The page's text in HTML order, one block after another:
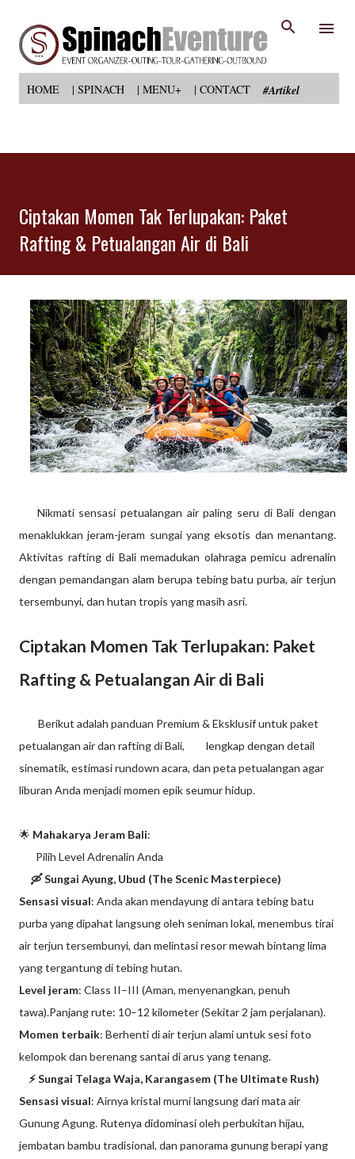
HOME | SPINACH | MENU+ | CONTACT #Artikel
Ciptakan Momen Tak Terlupakan: Paket
Rafting & Petualangan Air di Bali
Nikmati sensasi petualangan air paling seru di Bali dengan
menaklukkan jeram-jeram sungai yang eksotis dan menantang.
Aktivitas rafting di Bali memadukan olahraga pemicu adrenalin
dengan pemandangan alam berupa tebing batu purba, air terjun
tersembunyi, dan hutan tropis yang masih asri.
Ciptakan Momen Tak Terlupakan: Paket
Rafting & Petualangan Air di Bali
Berikut adalah panduan Premium & Eksklusif untuk paket
petualangan air dan rafting di Bali,
lengkap dengan detail
sinematik, estimasi rundown acara, dan peta petualangan agar
liburan Anda menjadi momen epik seumur hidup.
🌟 Mahakarya Jeram Bali:
Pilih Level Adrenalin Anda
🛶 Sungai Ayung, Ubud (The Scenic Masterpiece)
Sensasi visual: Anda akan mendayung di antara tebing batu
purba yang dipahat langsung oleh seniman lokal, menembus tirai
air terjun tersembunyi, dan melintasi resor mewah bintang lima
yang tergantung di tebing hutan.
Level jeram: Class II–III (Aman, menyenangkan, penuh
tawa).Panjang rute: 10–12 kilometer (Sekitar 2 jam perjalanan).
Momen terbaik: Berhenti di air terjun alami untuk sesi foto
kelompok dan berenang santai di arus yang tenang.
⚡ Sungai Telaga Waja, Karangasem (The Ultimate Rush)
Sensasi visual: Airnya kristal murni langsung dari mata air
Gunung Agung. Rutenya didominasi oleh perbukitan hijau,
jembatan bambu tradisional, dan panorama gunung berapi yang